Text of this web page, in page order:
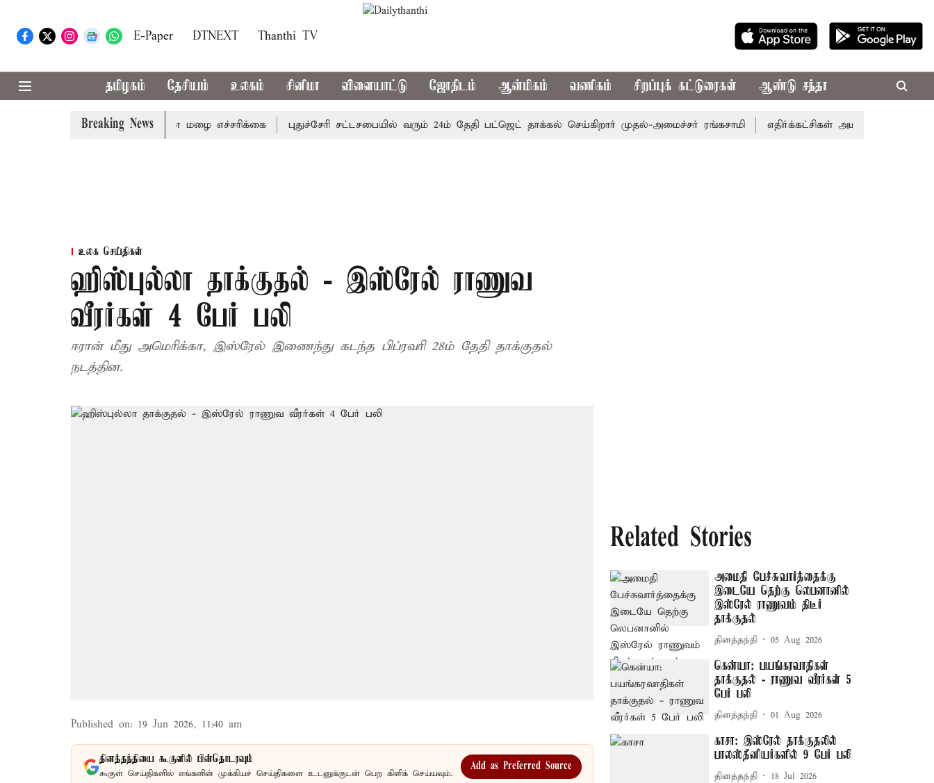
E-Paper DTNEXT Thanthi TV
தமிழகம் தேசியம் உலகம் சினிமா விளையாட்டு ஜோதிடம் ஆன்மிகம் வணிகம் சிறப்புக் கட்டுரைகள் ஆண்டு சந்தா
Breaking News
ஆகிய மாவட்டங்களுக்கு கன மழை எச்சரிக்கை புதுச்சேரி சட்டசபையில் வரும் 24ம் தேதி பட்ஜெட் தாக்கல் செய்கிறார் முதல்-அமைச்சர் ரங்கசாமி எதிர்க்கட்சிகள் அமளி: நாடாளுமன்ற
உலக செய்திகள்
ஹிஸ்புல்லா தாக்குதல் - இஸ்ரேல் ராணுவ
வீரர்கள் 4 பேர் பலி
ஈரான் மீது அமெரிக்கா, இஸ்ரேல் இணைந்து கடந்த பிப்ரவரி 28ம் தேதி தாக்குதல்
நடத்தின.
Published on: 19 Jun 2026, 11:40 am
தினத்தந்தியை கூகுளில் பின்தொடரவும்
கூகுள் செய்திகளில் எங்களின் முக்கியச் செய்திகளை உடனுக்குடன் பெற கிளிக் செய்யவும்.
Add as Preferred Source
Related Stories
அமைதி பேச்சுவார்த்தைக்கு
இடையே தெற்கு லெபனானில்
இஸ்ரேல் ராணுவம் திடீர்
தாக்குதல்
தினத்தந்தி 05 Aug 2026
கென்யா: பயங்கரவாதிகள்
தாக்குதல் - ராணுவ வீரர்கள் 5
பேர் பலி
தினத்தந்தி 01 Aug 2026
காசா: இஸ்ரேல் தாக்குதலில்
பாலஸ்தீனியர்களில் 9 பேர் பலி
தினத்தந்தி 18 Jul 2026